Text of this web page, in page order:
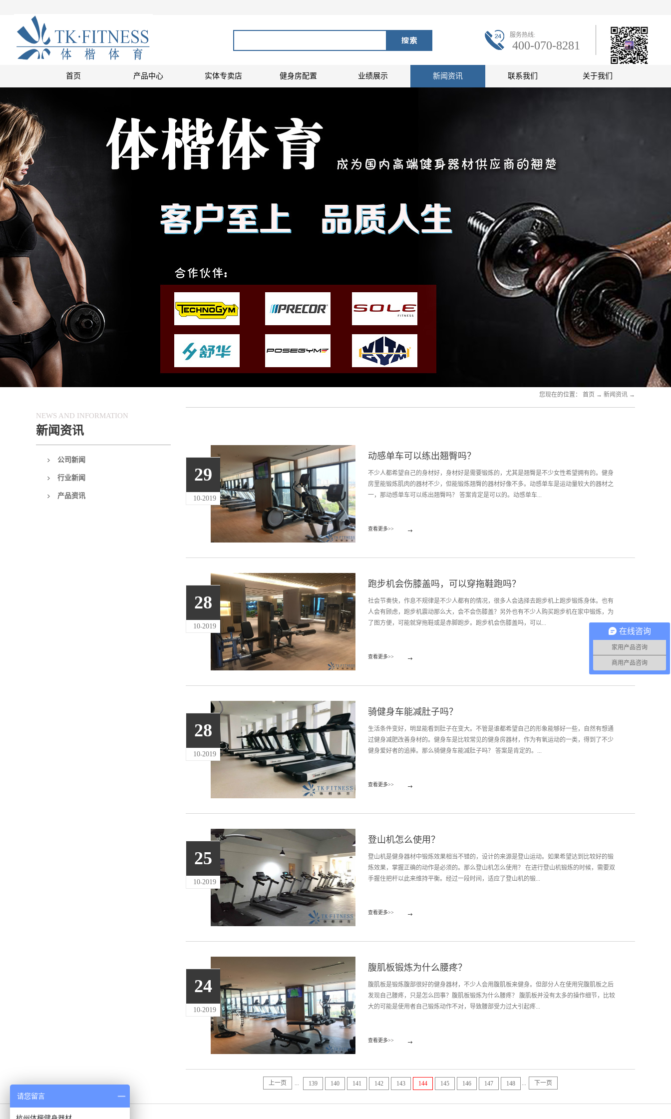
服务热线:
400-070-8281
首页 产品中心 实体专卖店 健身房配置 业绩展示 新闻资讯 联系我们 关于我们
新闻资讯
NEWS AND INFORMATION
公司新闻
行业新闻
产品资讯
您现在的位置： 首页 → 新闻资讯 →
动感单车可以练出翘臀吗？
2019
-
10
29
不少人都希望自己的身材好，身材好是需要锻炼的，尤其是翘臀是不少女性希望拥有的。健身
房里能锻炼肌肉的器材不少，但能锻炼翘臀的器材好像不多。动感单车是运动量较大的器材之
一，那动感单车可以练出翘臀吗？ 答案肯定是可以的。动感单车...
的运动量大，需要反复大量的踩踏运动进行锻炼。牵动双腿的就是臀部，反复的运动也锻炼到
个人可以安排锻炼的时间不一样，身材基础不一样。条件较差的需要进行周期练习，身材好的
材是健身器材行业的后起之秀，成立于2013年，在短短的几年时间里迅速的成长起来。公司拥
有健全的职能部门、优秀的售后服务团队及专业的管理顾问服务人员，同时具有多年的实践经
验。
查看更多>>
跑步机会伤膝盖吗，可以穿拖鞋跑吗？
2019
-
10
28
社会节奏快，作息不规律是不少人都有的情况，很多人会选择去跑步机上跑步锻炼身体。也有
人会有顾虑，跑步机震动那么大，会不会伤膝盖？另外也有不少人购买跑步机在家中锻炼，为
了图方便，可能就穿拖鞋或是赤脚跑步。跑步机会伤膝盖吗，可以...
穿拖鞋跑吗？ 跑步机使用方法并不难，只要正确使用跑步机，跑步机对膝盖影响是微乎其微
的。可能还会有人有疑问，跑步机的震动是不可避免的，怎么可能对膝盖没有伤害呢？虽然跑
运动的情况下，不仅震动会直接传达到膝盖等关节，还可能因为流汗而导致滑倒。 年龄较大的
根据自身状况进行散步、慢跑或快跑。年轻人可以选择市面上主流的电动跑步机，它是一种被
动式的跑步方式，根据自身体能首先设定跑步速度，强行训练者按此速度进行跑步。 体楷健身
器材是健身器材行业的后起之秀，成立于2013年，在短短的几年时间里迅速的成长起来。公司
查看更多>>
骑健身车能减肚子吗？
2019
-
10
28
生活条件变好，明显能看到肚子在变大。不管是谁都希望自己的形象能够好一些，自然有想通
过健身减肥改善身材的。健身车是比较常见的健身房器材，作为有氧运动的一类，得到了不少
健身爱好者的追捧。那么骑健身车能减肚子吗？ 答案是肯定的。...
通过骑健身车进行长时间稳定的运动，消耗掉体内的糖原然后再燃烧脂肪，起到减肥健身的效
上，身体条件较好的可以延长到40-50分钟，但不要超过一小时。 运动前要记得热身，让肌肉和
健身器材行业的后起之秀，成立于2013年，在短短的几年时间里迅速的成长起来。公司拥有健
全的职能部门、优秀的售后服务团队及专业的管理顾问服务人员，同时具有多年的实践经验。
查看更多>>
登山机怎么使用？
2019
-
10
25
登山机是健身器材中锻炼效果相当不错的，设计的来源是登山运动。如果希望达到比较好的锻
炼效果，掌握正确的动作是必须的。那么登山机怎么使用？ 在进行登山机锻炼的时候，需要双
手握住把杆以此来维持平衡。经过一段时间，适应了登山机的锻...
炼之后，就可以加大强度和速度。 登山机的锻炼强度较大，在使用登山机的时候需要认真对
十几度开始，慢慢增加坡度。这样在不用再加速度的情况下，也能提高锻炼的强度。 体楷健身
拥有健全的职能部门、优秀的售后服务团队及专业的管理顾问服务人员，同时具有多年的实践
经验。
查看更多>>
腹肌板锻炼为什么腰疼？
2019
-
10
24
腹肌板是锻炼腹部很好的健身器材，不少人会用腹肌板来健身。但部分人在使用完腹肌板之后
发现自己腰疼，只是怎么回事？腹肌板锻炼为什么腰疼？ 腹肌板并没有太多的操作细节，比较
大的可能是使用者自己锻炼动作不对，导致腰部受力过大引起疼...
痛。比方说做仰卧起坐的时候，双手放在后脑勺，导致腰部用力过多。 或者是太长时间没锻
从上至下，从左至右有规律地进行运动。或者顶住腰部快速抖动，都能有效缓解疼痛感。 在之
以多安排几组，不要给腹部太大压力。 体楷健身器材是健身器材行业的后起之秀，成立于2013
查看更多>>
上一页 ... 139 140 141 142 143 144 145 146 147 148 ... 下一页
在线咨询
家用产品咨询
商用产品咨询
请您留言